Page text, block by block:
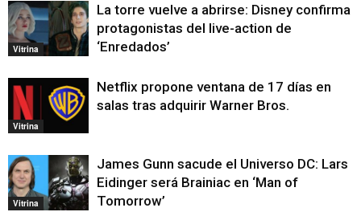
Vitrina
La torre vuelve a abrirse: Disney confirma
protagonistas del live-action de
‘Enredados’
Vitrina
Netflix propone ventana de 17 días en
salas tras adquirir Warner Bros.
Vitrina
James Gunn sacude el Universo DC: Lars
Eidinger será Brainiac en ‘Man of
Tomorrow’